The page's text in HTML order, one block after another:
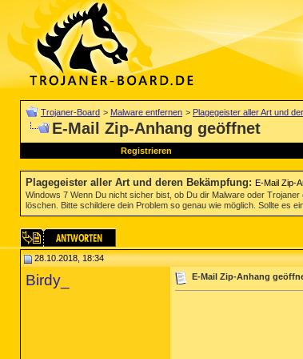
Trojaner-Board > Malware entfernen > Plagegeister aller Art und
E-Mail Zip-Anhang geöffnet
Registrieren
Plagegeister aller Art und deren Bekämpfung: E-Mail Zip-
Windows 7 Wenn Du nicht sicher bist, ob Du dir Malware oder
löschen. Bitte schildere dein Problem so genau wie möglich. Sollte es
28.10.2018, 18:34
Birdy_ E-Mail Zip-Anhang